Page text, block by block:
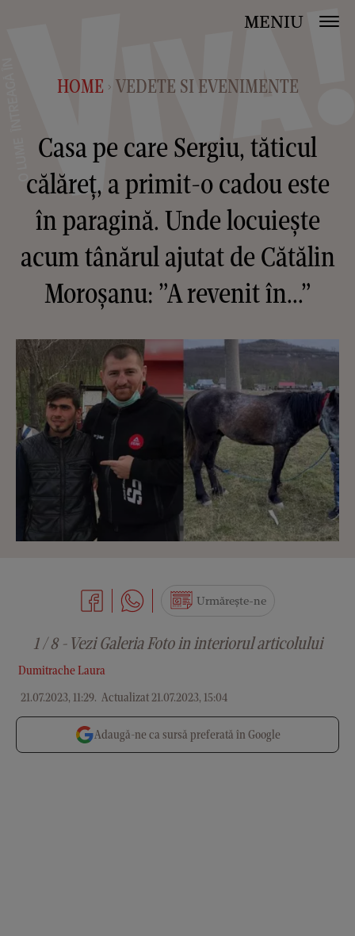
MENIU
HOME > VEDETE SI EVENIMENTE
Casa pe care Sergiu, tăticul
călăreț, a primit-o cadou este
în paragină. Unde locuiește
acum tânărul ajutat de Cătălin
Moroșanu: ”A revenit în...”
Dumitrache Laura
21.07.2023, 11:29. Actualizat 21.07.2023, 15:04
Urmărește-ne
1 / 8 - Vezi Galeria Foto in interiorul articolului
Adaugă-ne ca sursă preferată în Google